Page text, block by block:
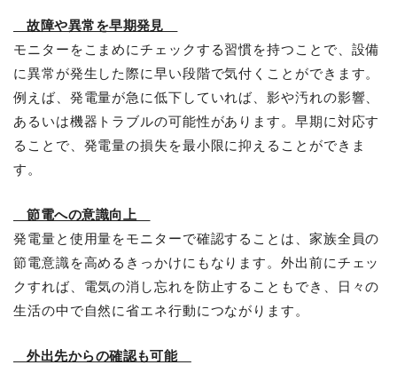
故障や異常を早期発見
モニターをこまめにチェックする習慣を持つことで、設備
に異常が発生した際に早い段階で気付くことができます。
例えば、発電量が急に低下していれば、影や汚れの影響、
あるいは機器トラブルの可能性があります。早期に対応す
ることで、発電量の損失を最小限に抑えることができま
す。
節電への意識向上
発電量と使用量をモニターで確認することは、家族全員の
節電意識を高めるきっかけにもなります。外出前にチェッ
クすれば、電気の消し忘れを防止することもでき、日々の
生活の中で自然に省エネ行動につながります。
外出先からの確認も可能